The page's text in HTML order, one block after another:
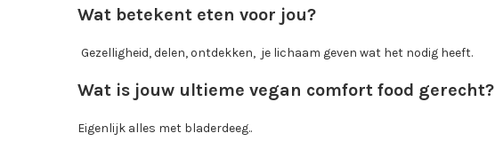
Wat betekent eten voor jou?
Gezelligheid, delen, ontdekken, je lichaam geven wat het nodig heeft.
Wat is jouw ultieme vegan comfort food gerecht?
Eigenlijk alles met bladerdeeg..